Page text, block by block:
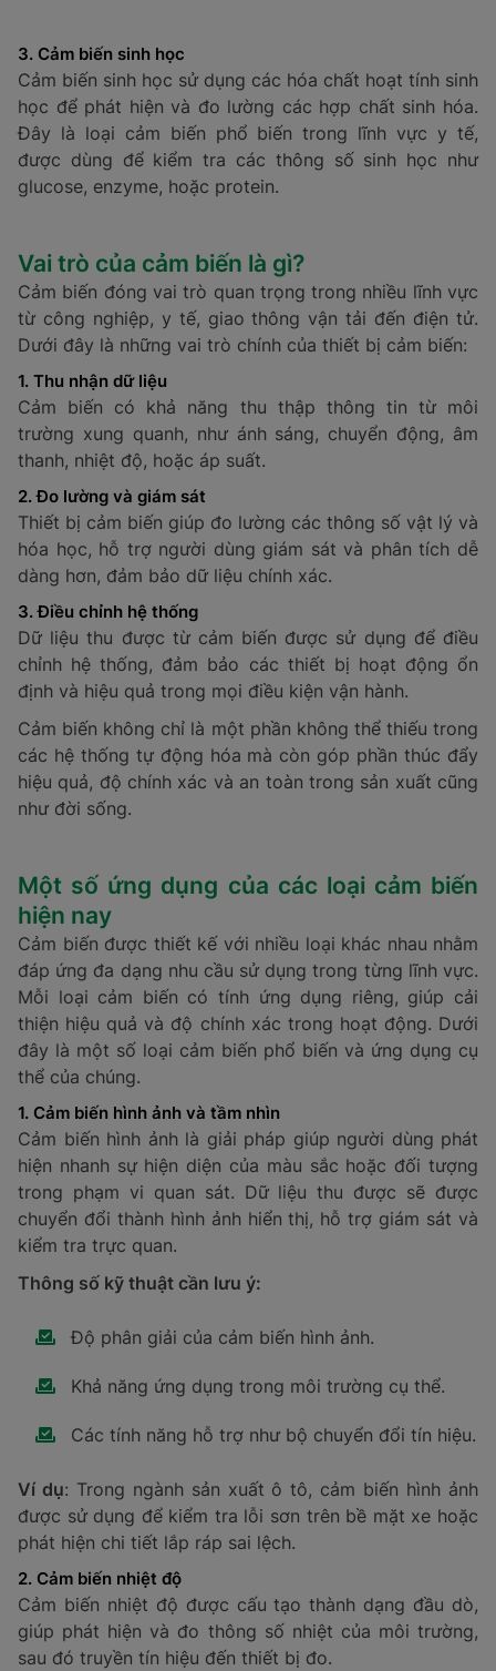
3. Cảm biến sinh học
Cảm biến sinh học sử dụng các hóa chất hoạt tính sinh
học để phát hiện và đo lường các hợp chất sinh hóa.
Đây là loại cảm biến phổ biến trong lĩnh vực y tế,
được dùng để kiểm tra các thông số sinh học như
glucose, enzyme, hoặc protein.
Vai trò của cảm biến là gì?
từ công nghiệp, y tế, giao thông vận tải đến điện tử.
Dưới đây là những vai trò chính của thiết bị cảm biến:
1. Thu nhận dữ liệu
Cảm biến có khả năng thu thập thông tin từ môi
trường xung quanh, như ánh sáng, chuyển động, âm
thanh, nhiệt độ, hoặc áp suất.
2. Đo lường và giám sát
Thiết bị cảm biến giúp đo lường các thông số vật lý và
hóa học, hỗ trợ người dùng giám sát và phân tích dễ
dàng hơn, đảm bảo dữ liệu chính xác.
3. Điều chỉnh hệ thống
Dữ liệu thu được từ cảm biến được sử dụng để điều
chỉnh hệ thống, đảm bảo các thiết bị hoạt động ổn
định và hiệu quả trong mọi điều kiện vận hành.
Cảm biến không chỉ là một phần không thể thiếu trong
hiệu quả, độ chính xác và an toàn trong sản xuất cũng